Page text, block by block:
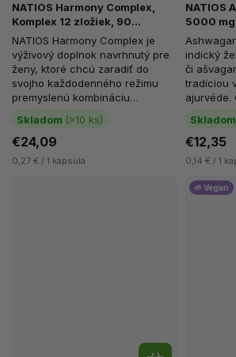
NATIOS Harmony Complex,
Komplex 12 zložiek, 90
vegánskych kapsúl
Skladom (>10 ks)
€24,09
0,27 € / 1 kapsula
NATIOS Harmony Complex je
výživový doplnok navrhnutý pre
ženy, ktoré chcú zaradiť do
svojho každodenného režimu
premyslenú kombináciu
rastlinných extraktov, vitamínov
a...
NATIOS
5000
Skladom
€12,35
0,14 € / 1
indický
či
tradíciou
ajurvéde.
široké
🌱 Vegan